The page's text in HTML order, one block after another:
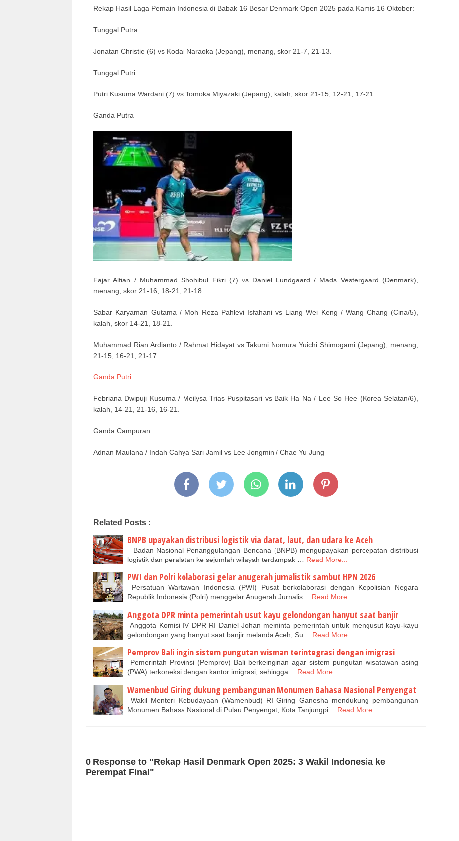
Rekap Hasil Laga Pemain Indonesia di Babak 16 Besar Denmark Open 2025 pada Kamis 16 Oktober:
Tunggal Putra
Jonatan Christie (6) vs Kodai Naraoka (Jepang), menang, skor 21-7, 21-13.
Tunggal Putri
Putri Kusuma Wardani (7) vs Tomoka Miyazaki (Jepang), kalah, skor 21-15, 12-21, 17-21.
Ganda Putra
Fajar Alfian / Muhammad Shohibul Fikri (7) vs Daniel Lundgaard / Mads Vestergaard (Denmark),
menang, skor 21-16, 18-21, 21-18.
Sabar Karyaman Gutama / Moh Reza Pahlevi Isfahani vs Liang Wei Keng / Wang Chang (Cina/5),
kalah, skor 14-21, 18-21.
Muhammad Rian Ardianto / Rahmat Hidayat vs Takumi Nomura Yuichi Shimogami (Jepang), menang,
21-15, 16-21, 21-17.
Ganda Putri
Febriana Dwipuji Kusuma / Meilysa Trias Puspitasari vs Baik Ha Na / Lee So Hee (Korea Selatan/6),
kalah, 14-21, 21-16, 16-21.
Ganda Campuran
Adnan Maulana / Indah Cahya Sari Jamil vs Lee Jongmin / Chae Yu Jung
Related Posts :
BNPB upayakan distribusi logistik via darat, laut, dan udara ke Aceh
Badan Nasional Penanggulangan Bencana (BNPB) mengupayakan percepatan distribusi
logistik dan peralatan ke sejumlah wilayah terdampak …
Read More...
PWI dan Polri kolaborasi gelar anugerah jurnalistik sambut HPN 2026
Persatuan Wartawan Indonesia (PWI) Pusat berkolaborasi dengan Kepolisian Negara
Republik Indonesia (Polri) menggelar Anugerah Jurnalis…
Read More...
Anggota DPR minta pemerintah usut kayu gelondongan hanyut saat banjir
Anggota Komisi IV DPR RI Daniel Johan meminta pemerintah untuk mengusut kayu-kayu
gelondongan yang hanyut saat banjir melanda Aceh, Su…
Read More...
Pemprov Bali ingin sistem pungutan wisman terintegrasi dengan imigrasi
Pemerintah Provinsi (Pemprov) Bali berkeinginan agar sistem pungutan wisatawan asing
(PWA) terkoneksi dengan kantor imigrasi, sehingga…
Read More...
Wamenbud Giring dukung pembangunan Monumen Bahasa Nasional Penyengat
Wakil Menteri Kebudayaan (Wamenbud) RI Giring Ganesha mendukung pembangunan
Monumen Bahasa Nasional di Pulau Penyengat, Kota Tanjungpi…
Read More...
0 Response to "Rekap Hasil Denmark Open 2025: 3 Wakil Indonesia ke
Perempat Final"